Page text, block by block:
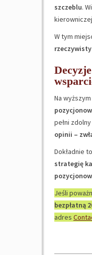
szczeblu.
W tym
Na
pełni
opinii –
Dokładnie
strategię
Jeśli
bezpłatną
adres